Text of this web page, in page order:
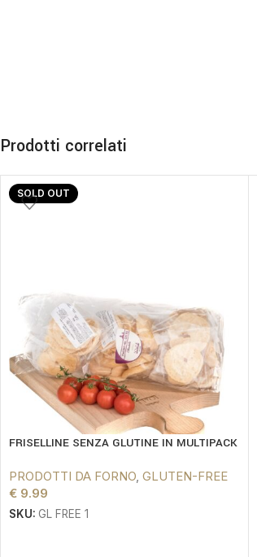
Prodotti correlati
SOLD OUT
FRISELLINE SENZA GLUTINE IN MULTIPACK
PRODOTTI DA FORNO, GLUTEN-FREE
€ 9.99
SKU: GL FREE 1